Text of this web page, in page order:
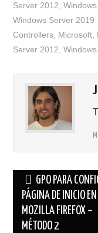
Server 2012,
Windows Server 2019
Controllers, Microsoft,
Server 2012,
Navegación
de
entradas
GPO PARA
PÁGINA DE INICIO EN
MOZILLA FIREFOX –
MÉTODO 2